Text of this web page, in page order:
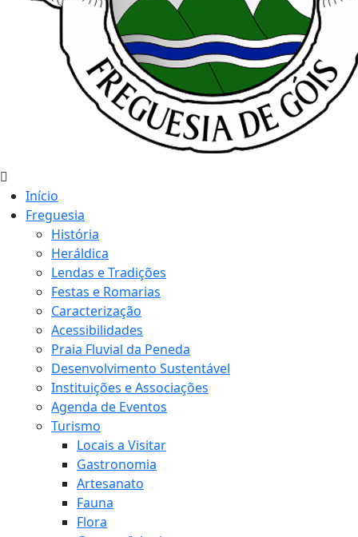
Início
Freguesia
História
Heráldica
Lendas e Tradições
Festas e Romarias
Caracterização
Acessibilidades
Praia Fluvial da Peneda
Desenvolvimento Sustentável
Instituições e Associações
Agenda de Eventos
Turismo
Locais a Visitar
Gastronomia
Artesanato
Fauna
Flora